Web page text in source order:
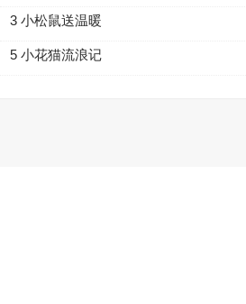
3 小松鼠送温暖
5 小花猫流浪记